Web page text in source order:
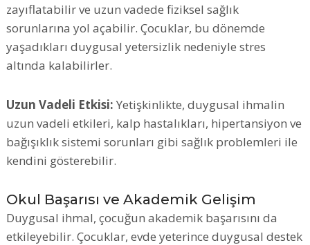
zayıflatabilir ve uzun vadede fiziksel sağlık
sorunlarına yol açabilir. Çocuklar, bu dönemde
yaşadıkları duygusal yetersizlik nedeniyle stres
altında kalabilirler.
Uzun Vadeli Etkisi: Yetişkinlikte, duygusal ihmalin
uzun vadeli etkileri, kalp hastalıkları, hipertansiyon ve
bağışıklık sistemi sorunları gibi sağlık problemleri ile
kendini gösterebilir.
Okul Başarısı ve Akademik Gelişim
Duygusal ihmal, çocuğun akademik başarısını da
etkileyebilir. Çocuklar, evde yeterince duygusal destek